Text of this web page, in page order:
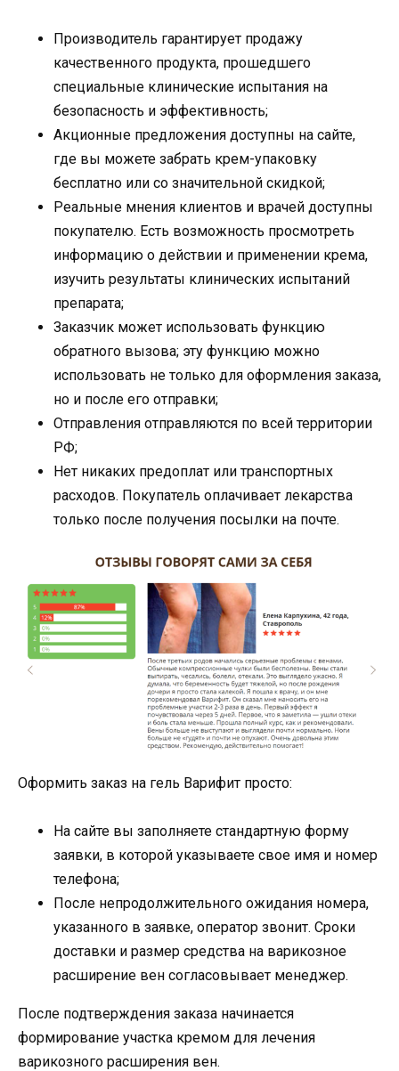
Производитель гарантирует продажу
качественного продукта, прошедшего
специальные клинические испытания на
безопасность и эффективность;
Акционные предложения доступны на сайте,
где вы можете забрать крем-упаковку
бесплатно или со значительной скидкой;
Реальные мнения клиентов и врачей доступны
покупателю. Есть возможность просмотреть
информацию о действии и применении крема,
изучить результаты клинических испытаний
препарата;
Заказчик может использовать функцию
обратного вызова; эту функцию можно
использовать не только для оформления заказа,
но и после его отправки;
Отправления отправляются по всей территории
РФ;
Нет никаких предоплат или транспортных
расходов. Покупатель оплачивает лекарства
только после получения посылки на почте.
Оформить заказ на гель Варифит просто:
На сайте вы заполняете стандартную форму
заявки, в которой указываете свое имя и номер
телефона;
После непродолжительного ожидания номера,
указанного в заявке, оператор звонит. Сроки
доставки и размер средства на варикозное
расширение вен согласовывает менеджер.
После подтверждения заказа начинается
формирование участка кремом для лечения
варикозного расширения вен.